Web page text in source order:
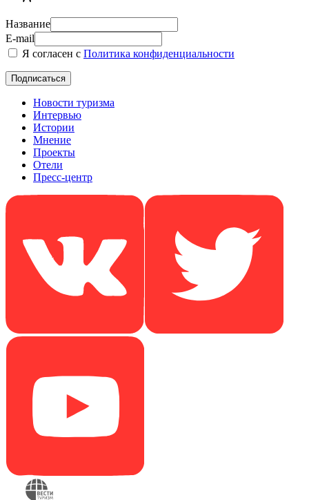
Название
E-mail
Я согласен с Политика конфиденциальности
Новости туризма
Интервью
Истории
Мнение
Проекты
Отели
Пресс-центр